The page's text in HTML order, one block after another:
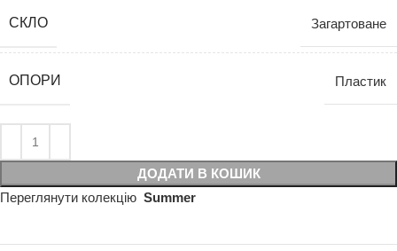
СКЛО Загартоване
ОПОРИ Пластик
ДОДАТИ В КОШИК
Переглянути колекцію Summer